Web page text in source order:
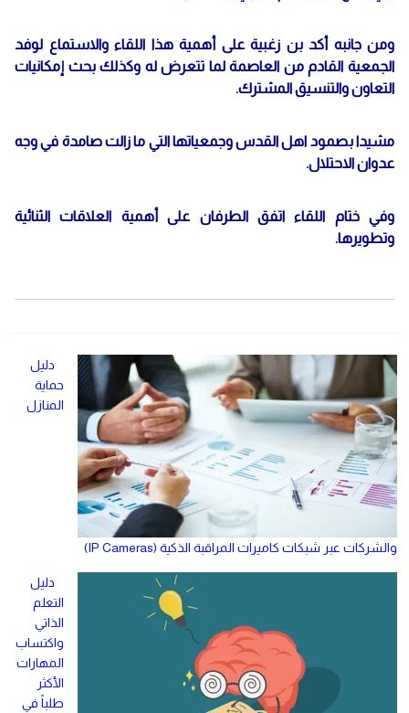
ومن جانبه أكد بن زغبية على أهمية هذا اللقاء والاستماع لوفد
الجمعية القادم من العاصمة لما تتعرض له وكذلك بحث إمكانيات
التعاون والتنسيق المشترك.
مشيدا بصمود اهل القدس وجمعياتها التي ما زالت صامدة في وجه
عدوان الاحتلال.
وفي ختام اللقاء اتفق الطرفان على أهمية العلاقات الثنائية
وتطويرها.
دليل
حماية
المنازل
والشركات عبر شبكات كاميرات المراقبة الذكية (IP Cameras)
دليل
التعلم
الذاتي
واكتساب
المهارات
الأكثر
طلباً في